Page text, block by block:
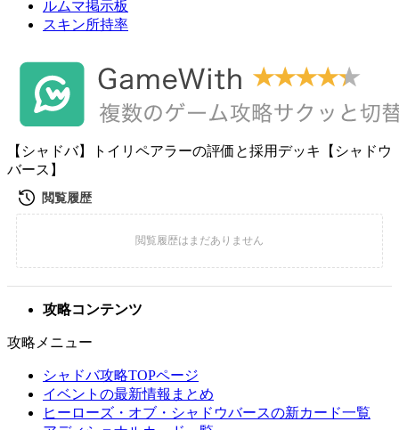
ルムマ掲示板
スキン所持率
【シャドバ】トイリペアラーの評価と採用デッキ【シャドウ
バース】
攻略コンテンツ
攻略メニュー
シャドバ攻略TOPページ
イベントの最新情報まとめ
ヒーローズ・オブ・シャドウバースの新カード一覧